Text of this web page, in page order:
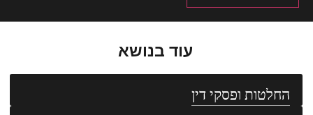
עוד בנושא
החלטות ופסקי דין